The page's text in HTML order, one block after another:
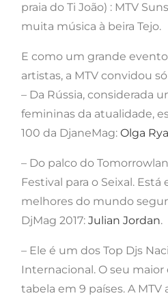
praia do Ti João) : MTV
muita música à beira Tejo.
E como um grande
artistas, a MTV convidou
– Da Rússia, considerada
femininas da atualidade,
100 da DjaneMag: Olga
– Do palco do
Festival para o Seixal. Está
melhores do mundo
DjMag 2017: Julian Jordan.
– Ele é um dos Top Djs
Internacional. O seu
tabela em 9 países. A MTV